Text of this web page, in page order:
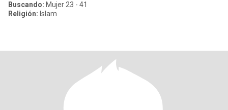
Buscando: Mujer 23 - 41
Religión: Islam